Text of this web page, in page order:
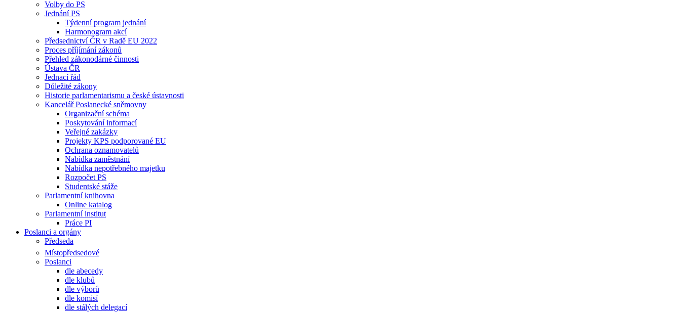
Volby do PS
Jednání PS
Týdenní program jednání
Harmonogram akcí
Předsednictví ČR v Radě EU 2022
Proces příjímání zákonů
Přehled zákonodárné činnosti
Ústava ČR
Jednací řád
Důležité zákony
Historie parlamentarismu a české ústavnosti
Kancelář Poslanecké sněmovny
Organizační schéma
Poskytování informací
Veřejné zakázky
Projekty KPS podporované EU
Ochrana oznamovatelů
Nabídka zaměstnání
Nabídka nepotřebného majetku
Rozpočet PS
Studentské stáže
Parlamentní knihovna
Online katalog
Parlamentní institut
Práce PI
Poslanci a orgány
Předseda
Místopředsedové
Poslanci
dle abecedy
dle klubů
dle výborů
dle komisí
dle stálých delegací